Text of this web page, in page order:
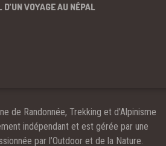
D’UN VOYAGE AU NÉPAL
de Randonnée, Trekking et d'Alpinisme
indépendant et est gérée par une
par l’Outdoor et de la Nature.